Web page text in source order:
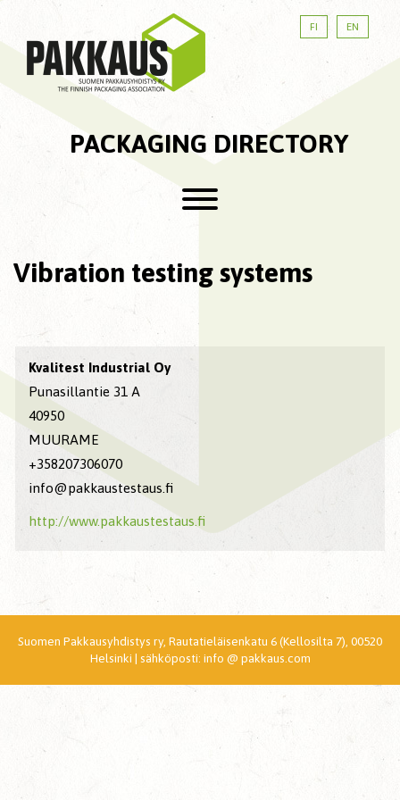
FI EN
PACKAGING DIRECTORY
Vibration testing systems
Kvalitest Industrial Oy
Punasillantie 31 A
40950
MUURAME
+358207306070
info@pakkaustestaus.fi
http://www.pakkaustestaus.fi
Suomen Pakkausyhdistys ry, Rautatieläisenkatu 6 (Kellosilta 7), 00520
Helsinki | sähköposti: info @ pakkaus.com